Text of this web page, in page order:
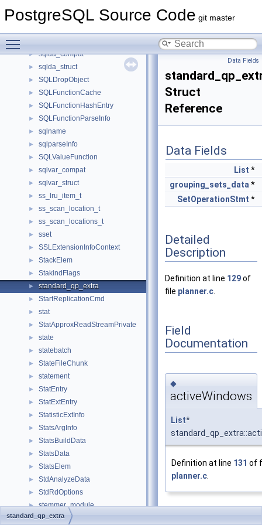
PostgreSQL Source Code git master
► SPNodeData
► sqlda_compat
► sqlda_struct
► SQLDropObject
► SQLFunctionCache
► SQLFunctionHashEntry
► SQLFunctionParseInfo
► sqlname
► sqlparseInfo
► SQLValueFunction
► sqlvar_compat
► sqlvar_struct
► ss_lru_item_t
► ss_scan_location_t
► ss_scan_locations_t
► sset
► SSLExtensionInfoContext
► StackElem
► StakindFlags
► standard_qp_extra
► StartReplicationCmd
► stat
► StatApproxReadStreamPrivate
► state
► statebatch
► StateFileChunk
► statement
► StatEntry
► StatExtEntry
► StatisticExtInfo
► StatsArgInfo
► StatsBuildData
► StatsData
► StatsElem
► StdAnalyzeData
► StdRdOptions
► stemmer_module
► Step
Data Fields
Struct
Reference
Data Fields
List *
grouping_sets_data *
SetOperationStmt *
Detailed
Description
Definition at line 129of
file planner.c
Field
Documentation
◆
activeWindows
List*
Definition at line 131 of
planner.c
gset_data
standard_qp_extra